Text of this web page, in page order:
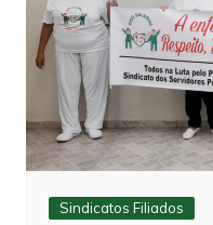
Sindicatos Filiados